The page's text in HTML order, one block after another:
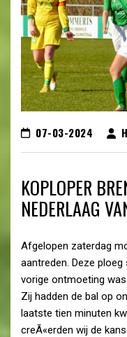
07-03-2024
KOPLOPER
NEDERLAAG
Afgelopen zaterdag
aantreden. Deze
vorige ontmoeting
Zij hadden de bal op
laatste tien minuten
creÃ«erden wij de